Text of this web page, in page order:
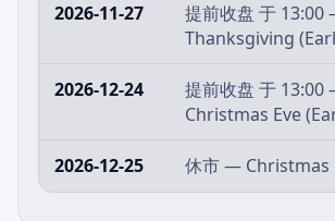
2026-11-27
提前收盘 于
Thanksgiving
2026-12-24
提前收盘 于 13:00
Christmas Eve
2026-12-25 休市 — Christmas